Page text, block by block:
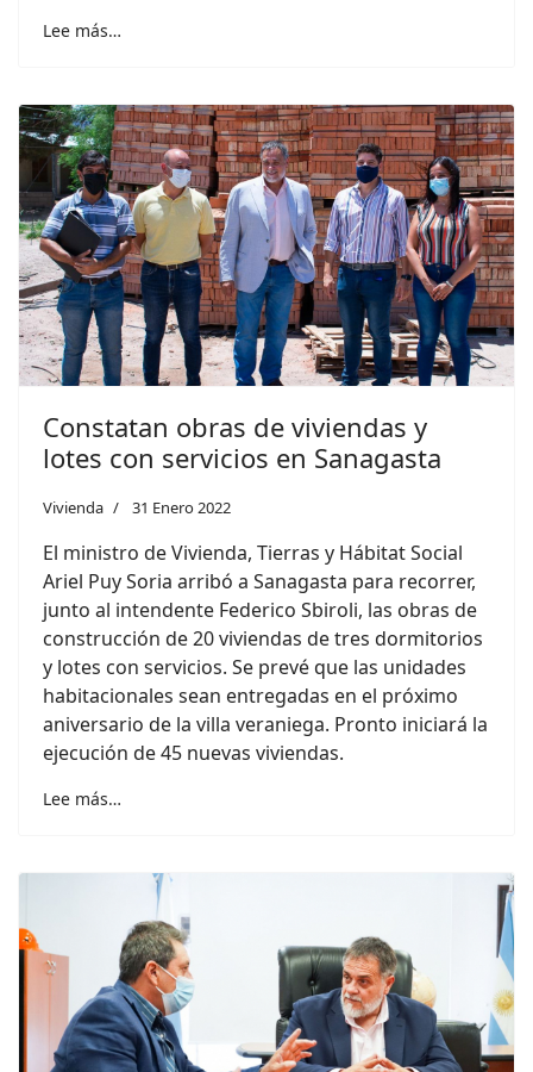
Lee más…
Constatan obras de viviendas y
lotes con servicios en Sanagasta
Vivienda 31 Enero 2022
El ministro de Vivienda, Tierras y Hábitat Social
Ariel Puy Soria arribó a Sanagasta para recorrer,
junto al intendente Federico Sbiroli, las obras de
construcción de 20 viviendas de tres dormitorios
y lotes con servicios. Se prevé que las unidades
habitacionales sean entregadas en el próximo
aniversario de la villa veraniega. Pronto iniciará la
ejecución de 45 nuevas viviendas.
Lee más…